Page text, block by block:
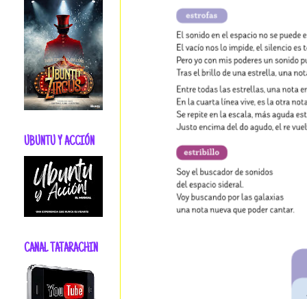
UBUNTU Y ACCIÓN
CANAL TATARACHIN